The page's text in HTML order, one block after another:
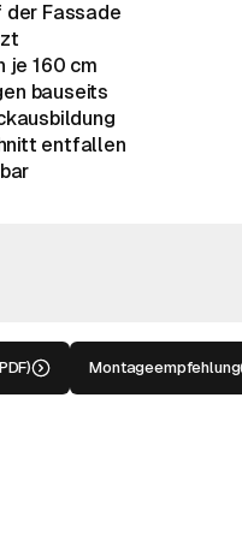
Fassade
je 160 cm
bauseits
entfallen
Montageempfehlung